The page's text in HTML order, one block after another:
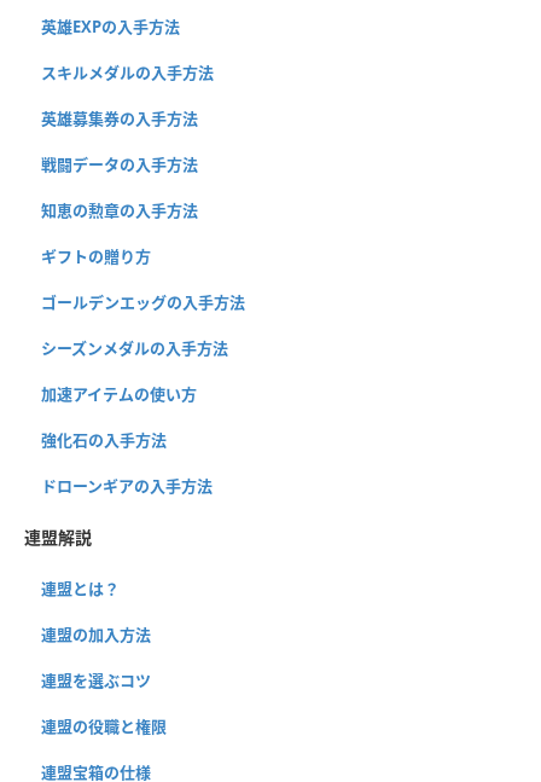
英雄EXPの入手方法
スキルメダルの入手方法
英雄募集券の入手方法
戦闘データの入手方法
知恵の勲章の入手方法
ギフトの贈り方
ゴールデンエッグの入手方法
シーズンメダルの入手方法
加速アイテムの使い方
強化石の入手方法
ドローンギアの入手方法
連盟解説
連盟とは？
連盟の加入方法
連盟を選ぶコツ
連盟の役職と権限
連盟宝箱の仕様